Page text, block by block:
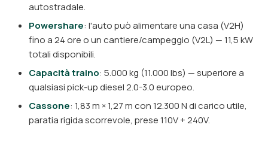
autostradale.
Powershare: l'auto può alimentare una casa (V2H)
fino a 24 ore o un cantiere/campeggio (V2L) — 11,5 kW
totali disponibili.
Capacità traino: 5.000 kg (11.000 lbs) — superiore a
qualsiasi pick-up diesel 2.0-3.0 europeo.
Cassone: 1,83 m × 1,27 m con 12.300 N di carico utile,
paratia rigida scorrevole, prese 110V + 240V.